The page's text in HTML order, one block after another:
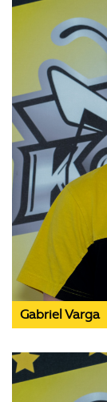
Gabriel Varga